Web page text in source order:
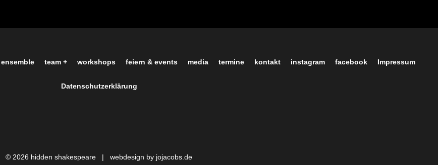
ensemble team + workshops feiern & events media termine kontakt instagram facebook Impressum
Datenschutzerklärung
© 2026 hidden shakespeare | webdesign by jojacobs.de